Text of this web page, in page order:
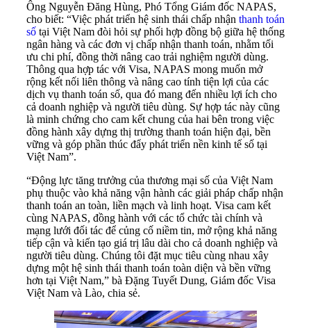
Ông Nguyễn Đăng Hùng, Phó Tổng Giám đốc NAPAS,
cho biết: “Việc phát triển hệ sinh thái chấp nhận thanh toán
số tại Việt Nam đòi hỏi sự phối hợp đồng bộ giữa hệ thống
ngân hàng và các đơn vị chấp nhận thanh toán, nhằm tối
ưu chi phí, đồng thời nâng cao trải nghiệm người dùng.
Thông qua hợp tác với Visa, NAPAS mong muốn mở
rộng kết nối liên thông và nâng cao tính tiện lợi của các
dịch vụ thanh toán số, qua đó mang đến nhiều lợi ích cho
cả doanh nghiệp và người tiêu dùng. Sự hợp tác này cũng
là minh chứng cho cam kết chung của hai bên trong việc
đồng hành xây dựng thị trường thanh toán hiện đại, bền
vững và góp phần thúc đẩy phát triển nền kinh tế số tại
Việt Nam”.
“Động lực tăng trưởng của thương mại số của Việt Nam
phụ thuộc vào khả năng vận hành các giải pháp chấp nhận
thanh toán an toàn, liền mạch và linh hoạt. Visa cam kết
cùng NAPAS, đồng hành với các tổ chức tài chính và
mạng lưới đối tác để củng cố niềm tin, mở rộng khả năng
tiếp cận và kiến tạo giá trị lâu dài cho cả doanh nghiệp và
người tiêu dùng. Chúng tôi đặt mục tiêu cùng nhau xây
dựng một hệ sinh thái thanh toán toàn diện và bền vững
hơn tại Việt Nam,” bà Đặng Tuyết Dung, Giám đốc Visa
Việt Nam và Lào, chia sẻ.